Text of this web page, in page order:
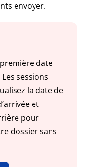
envoyer.
date
sessions
la date de
et
pour
dossier sans